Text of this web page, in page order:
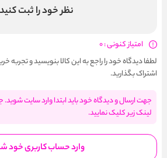
نظر خود را ثبت کنید
امتیاز کنونی : 0
لطفا دیدگاه خود را راجع به این کالا بنویسید و تجربه
اشتراک بگذارید.
جهت ارسال و دیدگاه خود باید ابتدا وارد سایت
لینک زیر کلیک نمایید.
وارد حساب کاربری خود